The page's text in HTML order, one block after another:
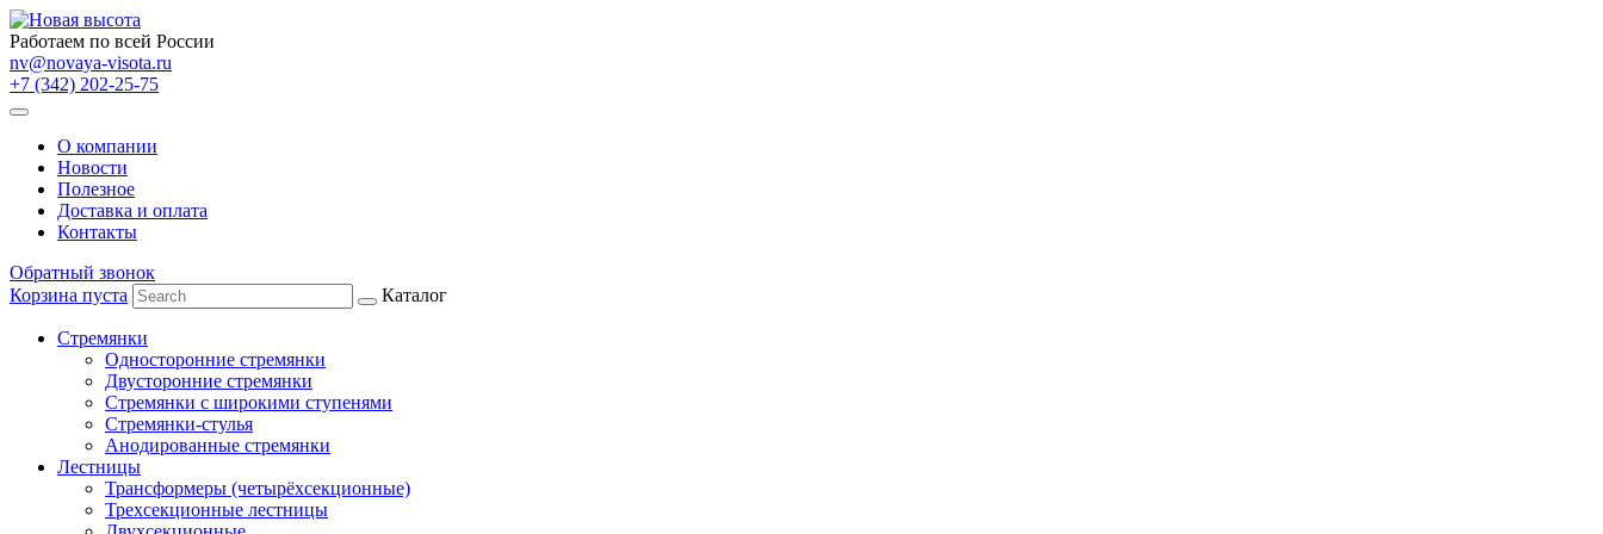
Работаем по всей России
nv@novaya-visota.ru
+7 (342) 202-25-75
О компании
Новости
Полезное
Доставка и оплата
Контакты
Обратный звонок
Корзина пуста
Каталог
Стремянки
Односторонние стремянки
Двусторонние стремянки
Стремянки с широкими ступенями
Стремянки-стулья
Анодированные стремянки
Лестницы
Трансформеры (четырёхсекционные)
Трехсекционные лестницы